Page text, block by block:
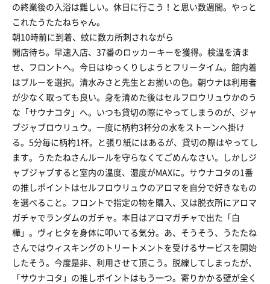
の終業後の入浴は難しい。休日に行こう！と思い数週間。やっと
これたうたたねちゃん。
朝10時前に到着、蚊に数カ所刺されながら
開店待ち。早速入店、37番のロッカーキーを獲得。検温を済ま
せ、フロントへ。今日はゆっくりしようとフリータイム。館内着
はブルーを選択。清水みさと先生とお揃いの色。朝ウナは利用者
が少なく取っても良い。身を清めた後はセルフロウリュウかのう
な「サウナコタ」へ。いつも貸切の際にやってしまうのが、ジャ
ブジャブロウリュウ。一度に柄杓3杯分の水をストーンへ掛け
る。5分毎に柄杓1杯。と張り紙にはあるが、貸切の際はやってし
ます。うたたねさんルールを守らなくてごめんなさい。しかしジ
ャブジャブすると室内の温度、湿度がMAXに。サウナコタの1番
の推しポイントはセルフロウリュウのアロマを自分で好きなもの
を選べること。フロントで指定の物を購入、又は脱衣所にアロマ
ガチャでランダムのガチャ。本日はアロマガチャで出た「白
樺」。ヴィヒタを身体に叩いてる気分。あ、そうそう、うたたね
さんではウィスキングのトリートメントを受けるサービスを開始
したそう。今度是非、利用させて頂こう。脱線してしまったが、
「サウナコタ」の推しポイントはもう一つ。寄りかかる壁が全く